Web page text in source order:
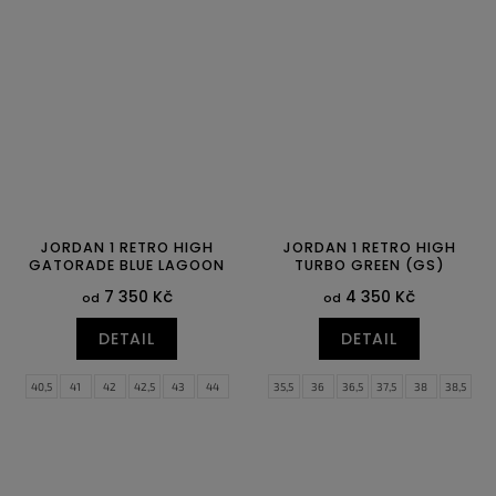
JORDAN 1 RETRO HIGH
GATORADE BLUE LAGOON
od 7 350 Kč
DETAIL
40,5 41 42 42,5 43
44
JORDAN 1 RETRO HIGH
TURBO GREEN (GS)
od 4 350 Kč
DETAIL
35,5 36 36,5 37,5 38
38,5